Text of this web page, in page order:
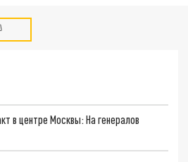
в центре Москвы: На генералов